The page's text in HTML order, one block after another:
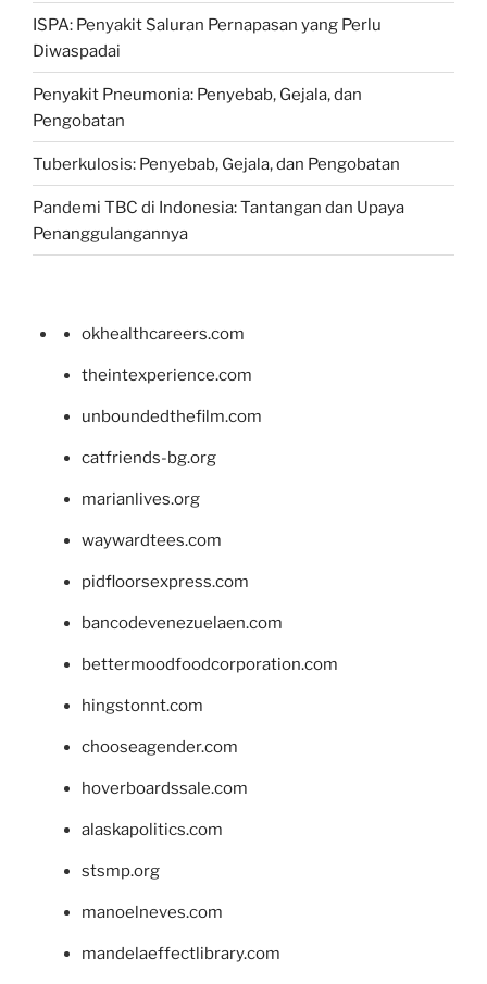
ISPA: Penyakit Saluran Pernapasan yang Perlu
Diwaspadai
Penyakit Pneumonia: Penyebab, Gejala, dan
Pengobatan
Tuberkulosis: Penyebab, Gejala, dan Pengobatan
Pandemi TBC di Indonesia: Tantangan dan Upaya
Penanggulangannya
okhealthcareers.com
theintexperience.com
unboundedthefilm.com
catfriends-bg.org
marianlives.org
waywardtees.com
pidfloorsexpress.com
bancodevenezuelaen.com
bettermoodfoodcorporation.com
hingstonnt.com
chooseagender.com
hoverboardssale.com
alaskapolitics.com
stsmp.org
manoelneves.com
mandelaeffectlibrary.com